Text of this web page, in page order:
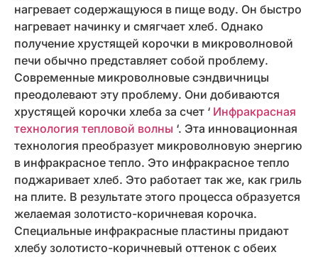
нагревает содержащуюся в пище воду. Он быстро
нагревает начинку и смягчает хлеб. Однако
получение хрустящей корочки в микроволновой
печи обычно представляет собой проблему.
Современные микроволновые сэндвичницы
преодолевают эту проблему. Они добиваются
хрустящей корочки хлеба за счет ‘ Инфракрасная
технология тепловой волны ‘. Эта инновационная
технология преобразует микроволновую энергию
в инфракрасное тепло. Это инфракрасное тепло
поджаривает хлеб. Это работает так же, как гриль
на плите. В результате этого процесса образуется
желаемая золотисто-коричневая корочка.
Специальные инфракрасные пластины придают
хлебу золотисто-коричневый оттенок с обеих